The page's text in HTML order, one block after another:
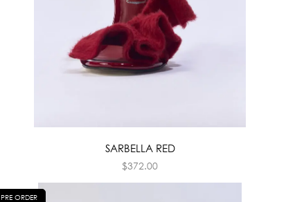
SARBELLA RED
$372.00
PRE ORDER